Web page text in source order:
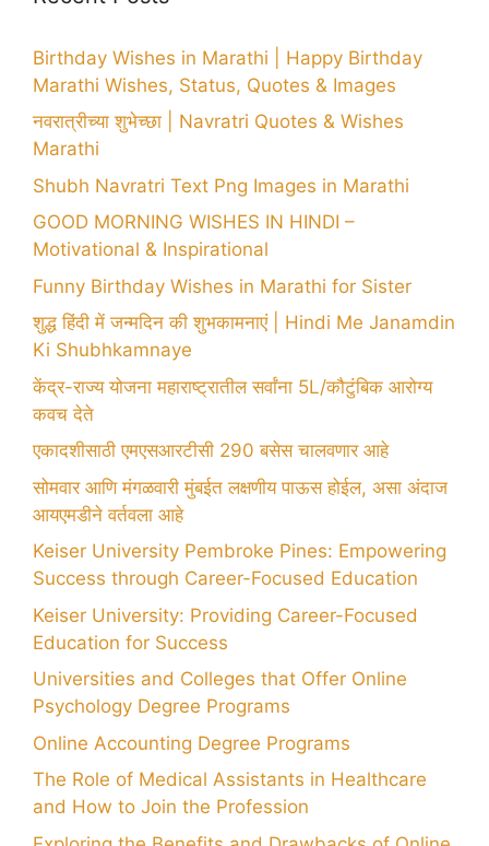
Birthday Wishes in Marathi | Happy Birthday
Marathi Wishes, Status, Quotes & Images
नवरात्रीच्या शुभेच्छा | Navratri Quotes & Wishes
Marathi
Shubh Navratri Text Png Images in Marathi
GOOD MORNING WISHES IN HINDI –
Motivational & Inspirational
Funny Birthday Wishes in Marathi for Sister
शुद्ध हिंदी में जन्मदिन की शुभकामनाएं | Hindi Me Janamdin
Ki Shubhkamnaye
केंद्र-राज्य योजना महाराष्ट्रातील सर्वांना 5L/कौटुंबिक आरोग्य
कवच देते
एकादशीसाठी एमएसआरटीसी 290 बसेस चालवणार आहे
सोमवार आणि मंगळवारी मुंबईत लक्षणीय पाऊस होईल, असा अंदाज
आयएमडीने वर्तवला आहे
Keiser University Pembroke Pines: Empowering
Success through Career-Focused Education
Keiser University: Providing Career-Focused
Education for Success
Universities and Colleges that Offer Online
Psychology Degree Programs
Online Accounting Degree Programs
The Role of Medical Assistants in Healthcare
and How to Join the Profession